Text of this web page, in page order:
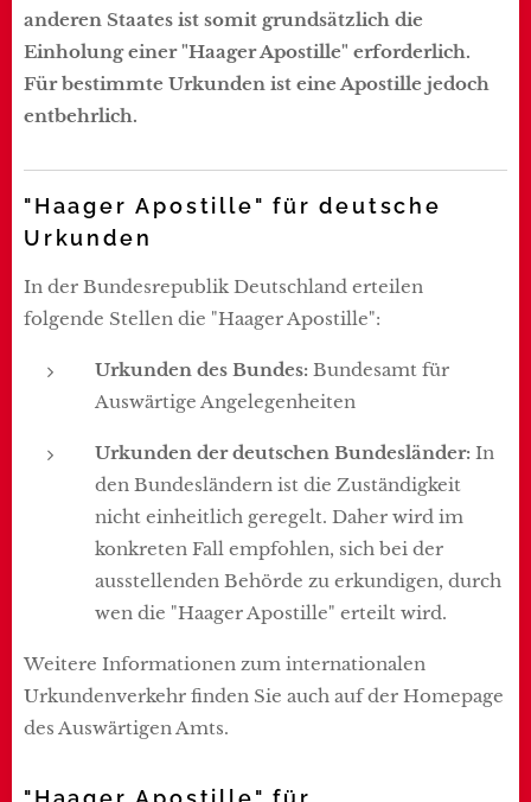
anderen Staates ist somit grundsätzlich die
Einholung einer "Haager Apostille" erforderlich.
Für bestimmte Urkunden ist eine Apostille jedoch
entbehrlich.
"Haager Apostille" für deutsche
Urkunden
In der Bundesrepublik Deutschland erteilen
folgende Stellen die "Haager Apostille":
Urkunden des Bundes: Bundesamt für
Auswärtige Angelegenheiten
Urkunden der deutschen Bundesländer: In
den Bundesländern ist die Zuständigkeit
nicht einheitlich geregelt. Daher wird im
konkreten Fall empfohlen, sich bei der
ausstellenden Behörde zu erkundigen, durch
wen die "Haager Apostille" erteilt wird.
Weitere Informationen zum internationalen
Urkundenverkehr finden Sie auch auf der Homepage
des Auswärtigen Amts.